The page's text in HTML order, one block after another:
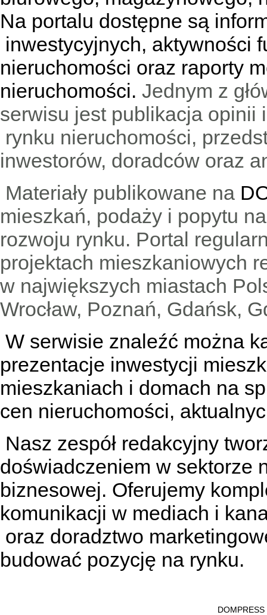
Na portalu dostępne są
inwestycyjnych, aktywności
nieruchomości oraz raporty
nieruchomości. Jednym z
serwisu jest publikacja
rynku nieruchomości,
inwestorów, doradców oraz
Materiały publikowane na
mieszkań, podaży i popytu
rozwoju rynku. Portal
projektach mieszkaniowych
w największych miastach
Wrocław, Poznań, Gdańsk,
W serwisie znaleźć można
prezentacje inwestycji
mieszkaniach i domach na
cen nieruchomości,
Nasz zespół redakcyjny
doświadczeniem w sektorze
biznesowej. Oferujemy
komunikacji w mediach i
oraz doradztwo
budować pozycję na rynku.